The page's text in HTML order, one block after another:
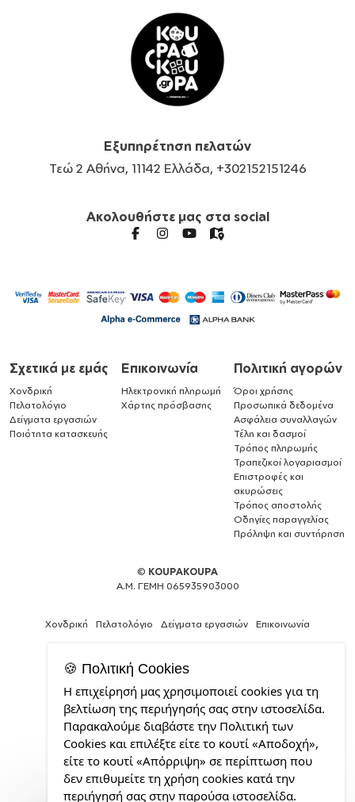
Εξυπηρέτηση πελατών
Τεώ 2 Αθήνα, 11142 Ελλάδα, +302152151246
Ακολουθήστε μας στα social
Σχετικά με εμάς
Χονδρική
Πελατολόγιο
Δείγματα εργασιών
Ποιότητα κατασκευής
Επικοινωνία
Ηλεκτρονική πληρωμή
Χάρτης πρόσβασης
Πολιτική αγορών
Όροι χρήσης
Προσωπικά δεδομένα
Ασφάλεια συναλλαγών
Τέλη και δασμοί
Τρόπος πληρωμής
Τραπεζικοί λογαριασμοί
Επιστροφές και
ακυρώσεις
Τρόπος αποστολής
Οδηγίες παραγγελίας
Πρόληψη και συντήρηση
© KOUPAKOUPA
Α.Μ. ΓΕΜΗ 065935903000
Χονδρική Πελατολόγιο Δείγματα εργασιών Επικοινωνία
Expert
Web
Development
Services
από
την
CDL.gr
🍪 Πολιτική Cookies
Η επιχείρησή μας χρησιμοποιεί cookies για τη
βελτίωση της περιήγησής σας στην ιστοσελίδα.
Παρακαλούμε διαβάστε την Πολιτική των
Cookies και επιλέξτε είτε το κουτί «Αποδοχή»,
είτε το κουτί «Απόρριψη» σε περίπτωση που
δεν επιθυμείτε τη χρήση cookies κατά την
περιήγησή σας στην παρούσα ιστοσελίδα.